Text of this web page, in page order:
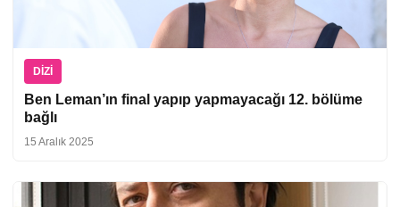
DIZI
Ben Leman’ın final yapıp yapmayacağı 12. bölüme
bağlı
15 Aralık 2025